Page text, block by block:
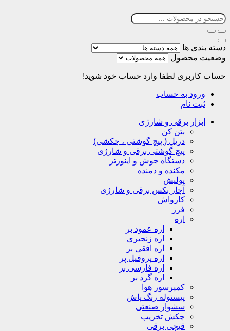
دسته بندی ها
وضعیت محصول
حساب کاربری لطفا وارد حساب خود شوید!
ورود به حساب
ثبت نام
ابزار برقی و شارژی
بتن کن
دریل ( پیچ گوشتی ، چکشی)
پیچ گوشتی برقی و شارژی
دستگاه جوش و اینورتر
مکنده و دمنده
پولیش
آچار بکس برقی و شارژی
کارواش
فرز
اره
اره عمود بر
اره زنجیری
اره افقی بر
اره پروفیل پر
اره فارسی بر
اره گرد بر
کمپرسور هوا
پیستوله رنگ پاش
سشوار صنعتی
چکش تخریب
قیچی برقی